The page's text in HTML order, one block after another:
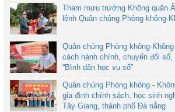
Tham mưu trưởng Không quân
lệnh Quân chủng Phòng không-
Quân chủng Phòng không-
cách hành chính, chuyển đổi
“Bình dân học vụ số”
Quân chủng Phòng không -
gia đình chính sách, học sinh
Tây Giang, thành phố Đà nẵng